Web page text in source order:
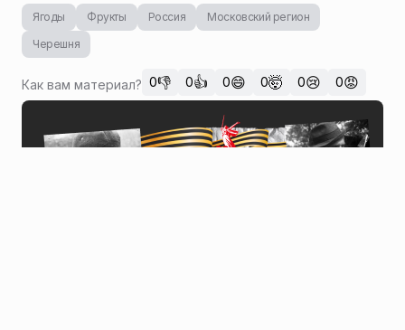
Ягоды Фрукты Россия
Московский регион
Черешня
Как вам материал? 0👎 0👍 0😄 0🤯 0😢 0😡